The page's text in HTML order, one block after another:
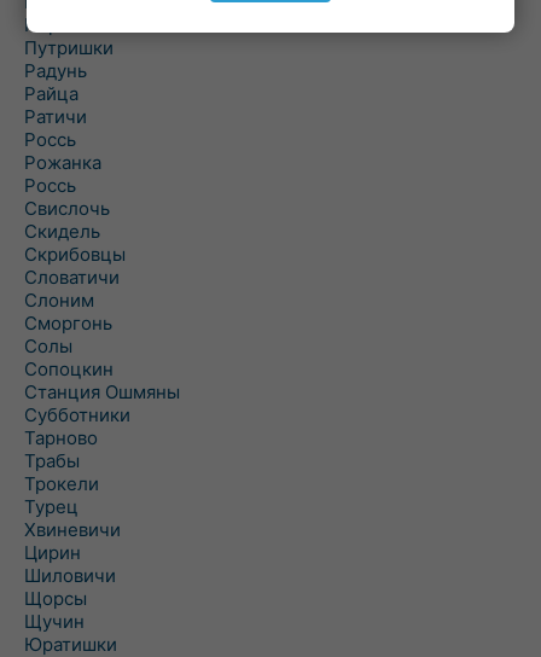
Порозово
Путришки
Радунь
Райца
Ратичи
Роcсь
Рожанка
Россь
Свислочь
Скидель
Скрибовцы
Словатичи
Слоним
Сморгонь
Солы
Сопоцкин
Станция Ошмяны
Субботники
Тарново
Трабы
Трокели
Турец
Хвиневичи
Цирин
Шиловичи
Щорсы
Щучин
Юратишки